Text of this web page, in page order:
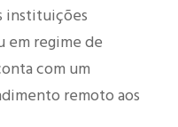
instituições
em regime de
com um
remoto aos